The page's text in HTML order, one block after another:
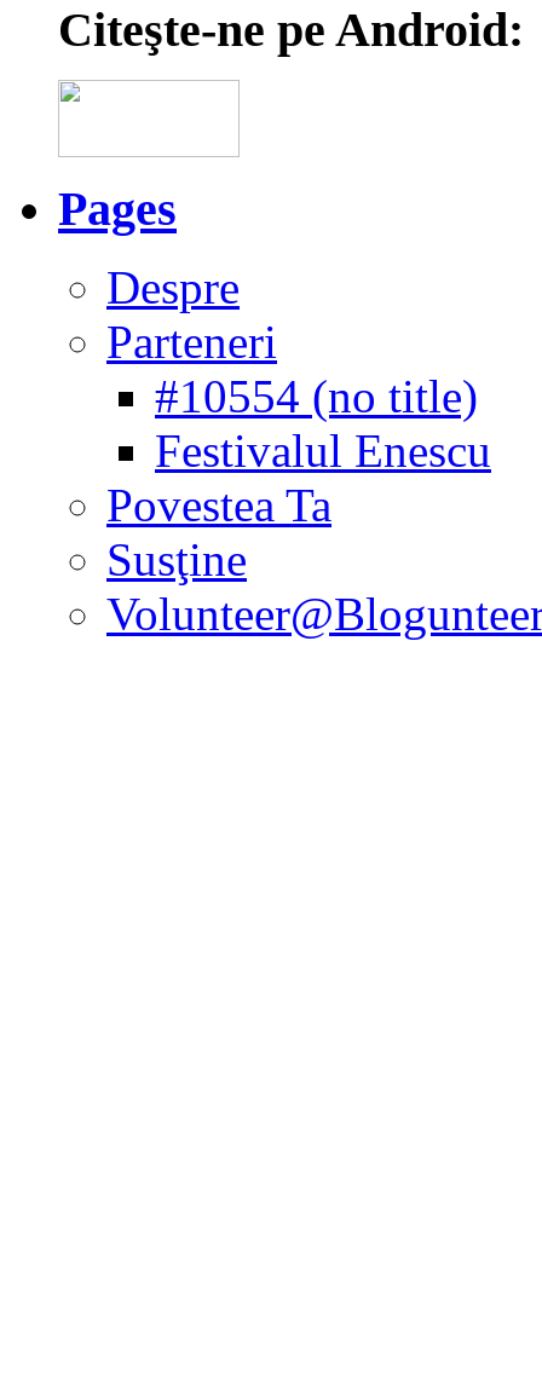
Citeşte-ne pe Android:
Pages
Despre
Parteneri
#10554 (no title)
Festivalul Enescu
Povestea Ta
Susţine